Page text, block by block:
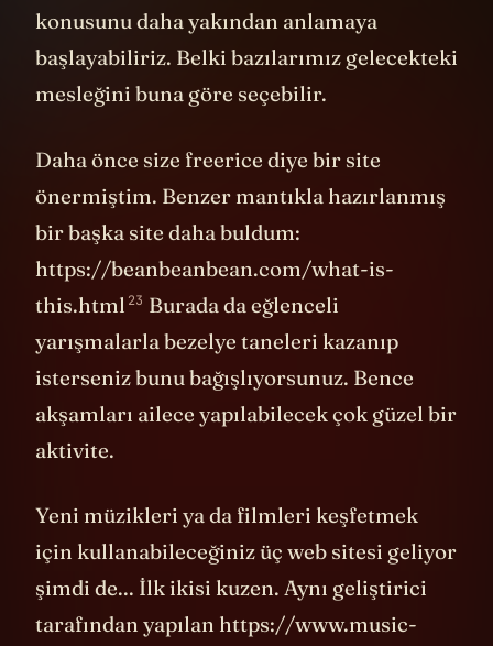
konusunu daha yakından anlamaya
başlayabiliriz. Belki bazılarımız gelecekteki
mesleğini buna göre seçebilir.
Daha önce size freerice diye bir site
önermiştim. Benzer mantıkla hazırlanmış
bir başka site daha buldum:
https://beanbeanbean.com/what-is-
this.html 23 Burada da eğlenceli
yarışmalarla bezelye taneleri kazanıp
isterseniz bunu bağışlıyorsunuz. Bence
akşamları ailece yapılabilecek çok güzel bir
aktivite.
Yeni müzikleri ya da filmleri keşfetmek
için kullanabileceğiniz üç web sitesi geliyor
şimdi de... İlk ikisi kuzen. Aynı geliştirici
tarafından yapılan https://www.music-